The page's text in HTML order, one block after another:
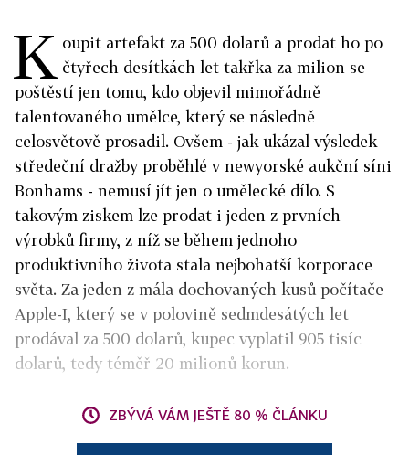
K oupit artefakt za 500 dolarů a prodat ho po
čtyřech desítkách let takřka za milion se
poštěstí jen tomu, kdo objevil mimořádně
talentovaného umělce, který se následně
celosvětově prosadil. Ovšem - jak ukázal výsledek
středeční dražby proběhlé v newyorské aukční síni
Bonhams - nemusí jít jen o umělecké dílo. S
takovým ziskem lze prodat i jeden z prvních
výrobků firmy, z níž se během jednoho
produktivního života stala nejbohatší korporace
světa. Za jeden z mála dochovaných kusů počítače
Apple-I, který se v polovině sedmdesátých let
prodával za 500 dolarů, kupec vyplatil 905 tisíc
dolarů, tedy téměř 20 milionů korun.
ZBÝVÁ VÁM JEŠTĚ 80 % ČLÁNKU